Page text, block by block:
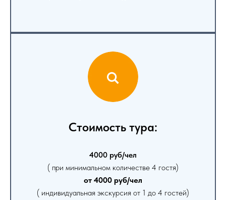
Стоимость тура:
4000 руб/чел
( при минимальном количестве 4 гостя)
от 4000 руб/чел
( индивидуальная экскурсия от 1 до 4 гостей)